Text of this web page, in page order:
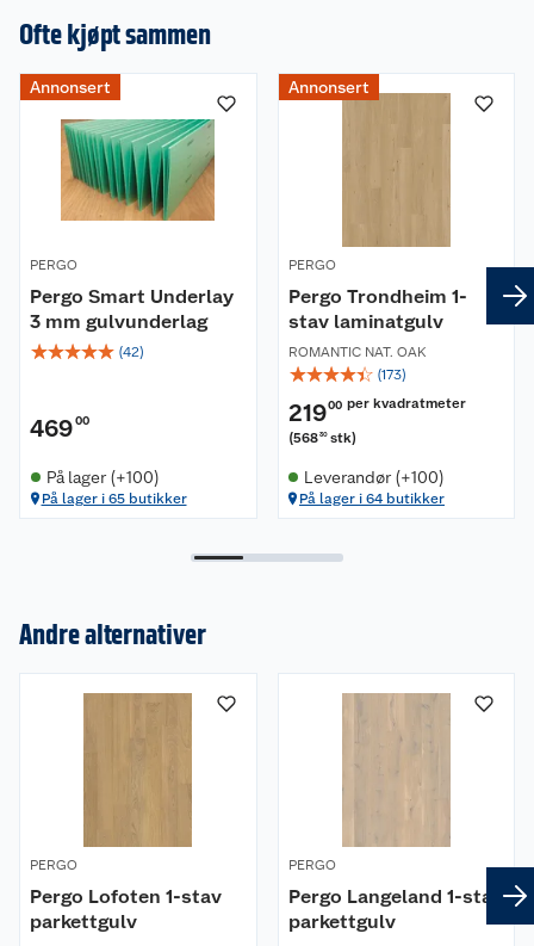
Ofte kjøpt sammen
Annonsert
PERGO
Pergo Smart Underlay
3 mm gulvunderlag
☆☆☆☆☆ (42)
46900
På lager (+100)
På lager i 65 butikker
Annonsert
PERGO
Pergo Trondheim 1-
stav laminatgulv
ROMANTIC NAT. OAK
☆☆☆☆☆ (173)
21900 per kvadratmeter
(568 30 stk)
Leverandør (+100)
På lager i 64 butikker
Andre alternativer
PERGO
Pergo Lofoten 1-stav
parkettgulv
PERGO
Pergo Langeland 1-stav
parkettgulv
Kjøpsvilkår
Hageinspirasjon